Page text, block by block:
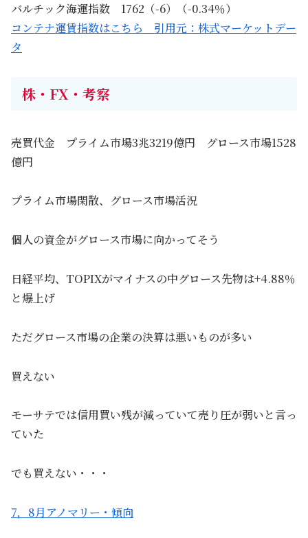
バルチック海運指数 1762（-6）（-0.34％）
コンテナ運賃指数はこちら 引用元：株式マーケットデー
タ
株・FX・考察
売買代金 プライム市場3兆3219億円 グロース市場1528
億円
プライム市場閑散、グロース市場活況
個人の資金がグロース市場に向かってそう
日経平均、TOPIXがマイナスの中グロース先物は+4.88％
と爆上げ
ただグロース市場の企業の決算は悪いものが多い
買えない
モーサテでは信用買い残が減っていて売り圧が弱いと言っ
ていた
でも買えない・・・
7，8月アノマリー・傾向